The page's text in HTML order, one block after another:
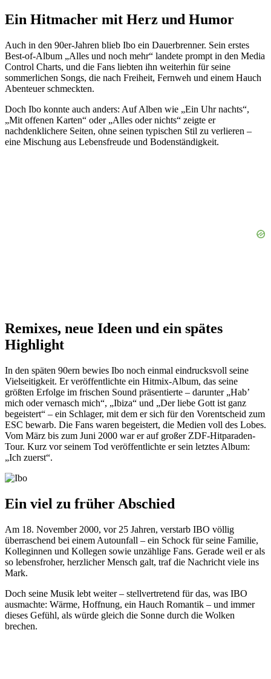
Ein Hitmacher mit Herz und Humor
Auch in den 90er-Jahren blieb Ibo ein Dauerbrenner. Sein erstes
Best-of-Album „Alles und noch mehr“ landete prompt in den Media
Control Charts, und die Fans liebten ihn weiterhin für seine
sommerlichen Songs, die nach Freiheit, Fernweh und einem Hauch
Abenteuer schmeckten.
Doch Ibo konnte auch anders: Auf Alben wie „Ein Uhr nachts“,
„Mit offenen Karten“ oder „Alles oder nichts“ zeigte er
nachdenklichere Seiten, ohne seinen typischen Stil zu verlieren –
eine Mischung aus Lebensfreude und Bodenständigkeit.
Remixes, neue Ideen und ein spätes
Highlight
In den späten 90ern bewies Ibo noch einmal eindrucksvoll seine
Vielseitigkeit. Er veröffentlichte ein Hitmix-Album, das seine
größten Erfolge im frischen Sound präsentierte – darunter „Hab’
mich oder vernasch mich“, „Ibiza“ und „Der liebe Gott ist ganz
begeistert“ – ein Schlager, mit dem er sich für den Vorentscheid zum
ESC bewarb. Die Fans waren begeistert, die Medien voll des Lobes.
Vom März bis zum Juni 2000 war er auf großer ZDF-Hitparaden-
Tour. Kurz vor seinem Tod veröffentlichte er sein letztes Album:
„Ich zuerst“.
Ein viel zu früher Abschied
Am 18. November 2000, vor 25 Jahren, verstarb IBO völlig
überraschend bei einem Autounfall – ein Schock für seine Familie,
Kolleginnen und Kollegen sowie unzählige Fans. Gerade weil er als
so lebensfroher, herzlicher Mensch galt, traf die Nachricht viele ins
Mark.
Doch seine Musik lebt weiter – stellvertretend für das, was IBO
ausmachte: Wärme, Hoffnung, ein Hauch Romantik – und immer
dieses Gefühl, als würde gleich die Sonne durch die Wolken
brechen.